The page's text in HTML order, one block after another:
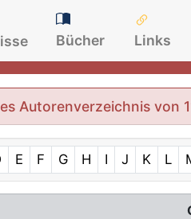
Bücher Links
Autorenverzeichnis von
E F G H I J K L